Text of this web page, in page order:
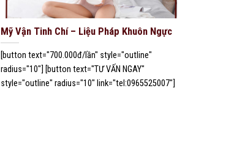
Mỹ Vận Tinh Chí – Liệu Pháp Khuôn Ngực
[button text="700.000đ/lần" style="outline"
radius="10"] [button text="TƯ VẤN NGAY"
style="outline" radius="10" link="tel:0965525007"]